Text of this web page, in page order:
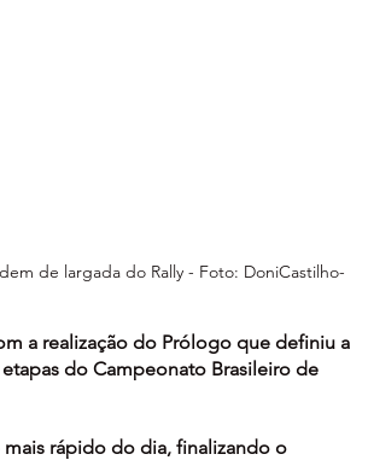
de largada do Rally - Foto: DoniCastilho-
a realização do Prólogo que definiu a
etapas do Campeonato Brasileiro de
rápido do dia, finalizando o